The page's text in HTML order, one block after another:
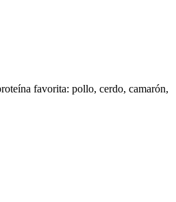
favorita: pollo, cerdo, camarón,